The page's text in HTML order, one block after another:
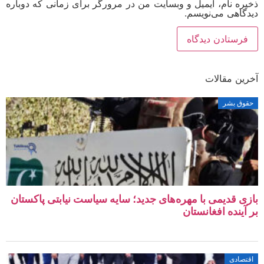
نام، ایمیل و وبسایت من در مرورگر برای زمانی که دوباره
می‌نویسم.
مقالات
بشر
قدیمی با مهره‌های جدید؛ سایه سیاست نیابتی پاکستان
افغانستان